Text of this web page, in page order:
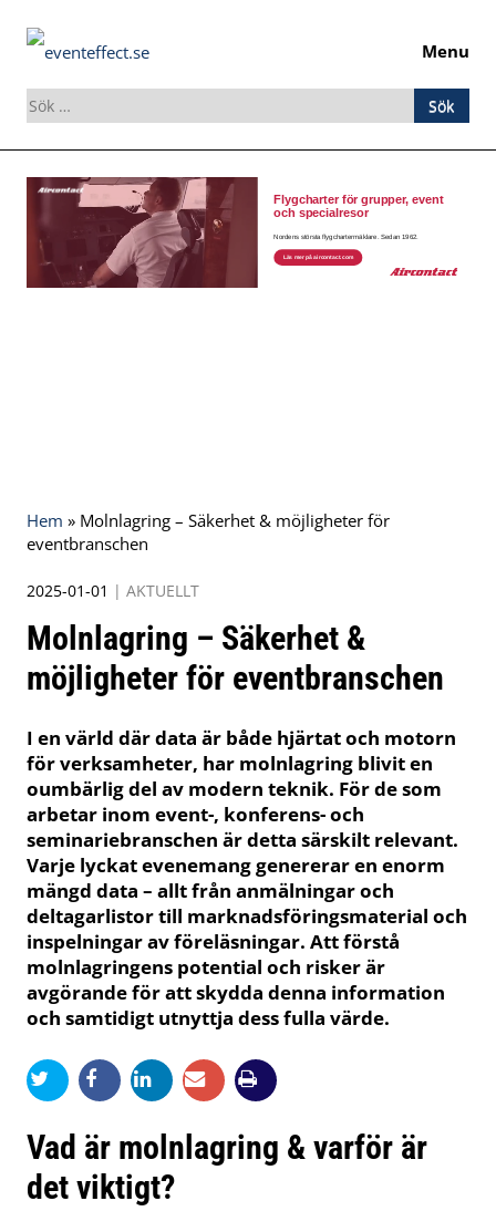
Menu
Sök
efter:
Skip
content
Hem » Molnlagring – Säkerhet & möjligheter för
eventbranschen
2025-01-01 | AKTUELLT
Molnlagring – Säkerhet &
möjligheter för eventbranschen
I en värld där data är både hjärtat och motorn
för verksamheter, har molnlagring blivit en
oumbärlig del av modern teknik. För de som
arbetar inom event-, konferens- och
seminariebranschen är detta särskilt relevant.
Varje lyckat evenemang genererar en enorm
mängd data – allt från anmälningar och
deltagarlistor till marknadsföringsmaterial och
inspelningar av föreläsningar. Att förstå
molnlagringens potential och risker är
avgörande för att skydda denna information
och samtidigt utnyttja dess fulla värde.
Vad är molnlagring & varför är
det viktigt?